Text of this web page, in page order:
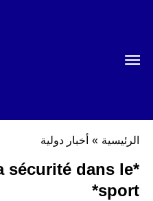
الرئيسية » أخبار دولية
sécurité dans le
sport*